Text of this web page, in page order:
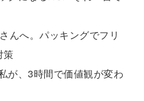
んへ。パッキングでフリ
策
が、3時間で価値観が変わ